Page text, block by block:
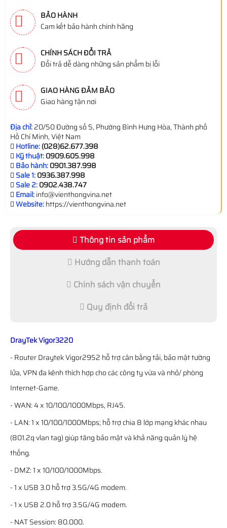
BẢO HÀNH
Cam kết bảo hành chính hãng
CHÍNH SÁCH ĐỔI TRẢ
Đổi trả dễ dàng những sản phẩm bị lỗi
GIAO HÀNG ĐẢM BẢO
Giao hàng tận nơi
Địa chỉ:20/50 Đường số 5, Phường Bình Hưng Hòa, Thành phố
Hồ Chí Minh, Việt Nam
Hotline:(028)62.677.398
Kỹ thuật:0909.605.998
Bảo hành:0901.387.998
Sale 1:0936.387.998
Sale 2:0902.438.747
Email:info@vienthongvina.net
Website:https://vienthongvina.net
Thông tin sản phẩm
Hướng dẫn thanh toán
Chính sách vận chuyển
Quy định đổi trả
DrayTek Vigor3220
- Router Draytek Vigor2952 hỗ trợ cân bằng tải, bảo mật tường
lửa, VPN đa kênh thích hợp cho các công ty vừa và nhỏ/ phòng
Internet-Game.
- WAN: 4 x 10/100/1000Mbps, RJ45.
- LAN: 1 x 10/100/1000Mbps; hỗ trợ chia 8 lớp mạng khác nhau
(801.2q vlan tag) giúp tăng bảo mật và khả năng quản lý hệ
thống.
- DMZ: 1 x 10/100/1000Mbps.
- 1 x USB 3.0 hỗ trợ 3.5G/4G modem.
- 1 x USB 2.0 hỗ trợ 3.5G/4G modem.
- NAT Session: 80.000.